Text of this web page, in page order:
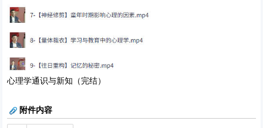
心理学通识与新知（完结）
附件内容